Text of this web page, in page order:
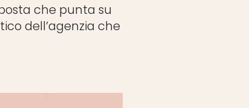
che punta su
dell’agenzia che